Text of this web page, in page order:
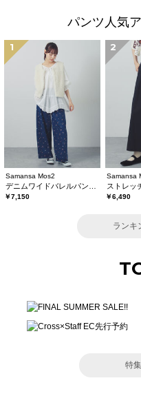
パンツ人気
1
Samansa Mos2
￥7,150
2
Samansa
￥6,490
ランキ
特